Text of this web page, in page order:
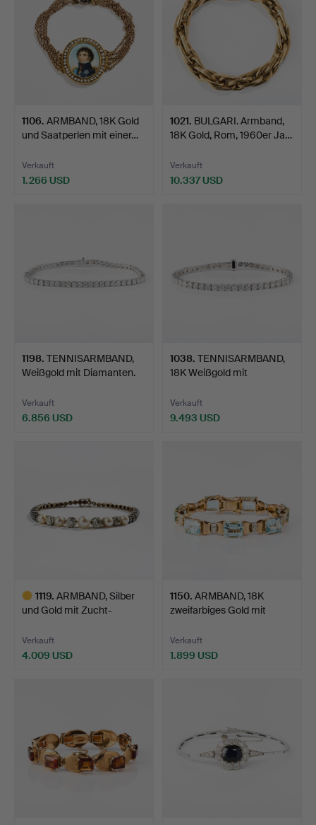
1106. ARMBAND, 18K Gold
und Saatperlen mit einer…
Verkauft
1.266 USD
1021. BULGARI. Armband,
18K Gold, Rom, 1960er Ja…
Verkauft
10.337 USD
1198. TENNISARMBAND,
Weißgold mit Diamanten.
Verkauft
6.856 USD
1038. TENNISARMBAND,
18K Weißgold mit
Verkauft
9.493 USD
1119. ARMBAND, Silber
und Gold mit Zucht-
Verkauft
4.009 USD
1150. ARMBAND, 18K
zweifarbiges Gold mit
Verkauft
1.899 USD